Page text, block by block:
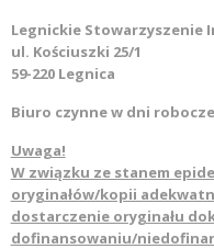
Legnickie Stowarzyszenie
ul. Kościuszki 25/1
59-220 Legnica
Biuro czynne w dni robocze
Uwaga!
W związku ze stanem
oryginałów/kopii
dostarczenie oryginału
dofinansowaniu/